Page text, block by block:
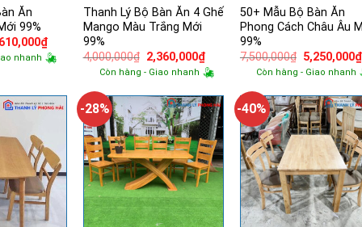
Ăn
99%
₫Giá
hiện
tại
nhanh
Thanh Lý Bộ Bàn Ăn 4 Ghế
Mango Màu Trắng Mới
99%
4,000,000₫ Giá
gốc
là:
2,360,000₫Giá
hiện
tại
2,360,000₫.
Còn hàng - Giao nhanh
50+ Mẫu Bộ Bàn Ăn
Phong Cách Châu Âu
99%
7,500,000₫ Giá
gốc
là:
5,250,000₫
Còn hàng - Giao nhanh
-28% -40%